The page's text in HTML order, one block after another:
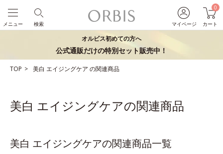
マイページ
0
カート
検索
メニュー
オルビス初めての方へ
公式通販だけの特別セット販売中！
TOP 美白 エイジングケア の関連商品
美白 エイジングケアの関連商品
美白 エイジングケアの関連商品一覧